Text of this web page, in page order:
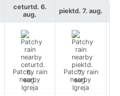
ceturtd. 6.
aug.
Patchy rain
nearby
piektd. 7. aug.
Patchy rain
nearby